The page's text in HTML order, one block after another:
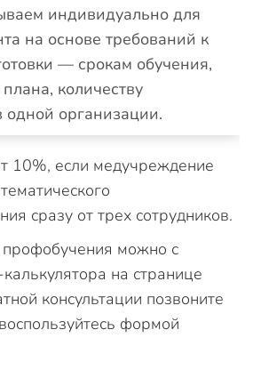
индивидуально для
на основе требований к
— срокам обучения,
количеству
одной организации.
10%, если медучреждение
сразу от трех сотрудников.
профобучения можно с
на странице
консультации позвоните
формой